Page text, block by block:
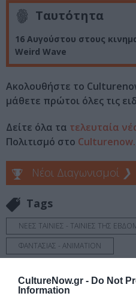
CultureNow.gr - Do Not
Information
Ταυτότητα
16 Αυγούστου στους
Weird Wave
Ακολουθήστε το
μάθετε πρώτοι όλες τις
Δείτε όλα τα τελευταία
Πολιτισμό στο
Νέοι Διαγωνισμοί ❯
Tags
ΝΕΕΣ ΤΑΙΝΙΕΣ - ΤΑΙΝΙΕΣ ΤΗΣ
ΦΑΝΤΑΣΙΑΣ - ANIMATION
Newsletter